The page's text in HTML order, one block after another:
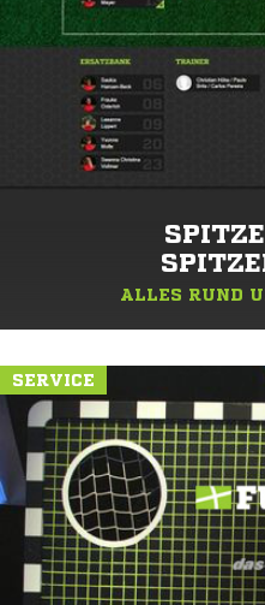
ALLES RUND
SERVICE